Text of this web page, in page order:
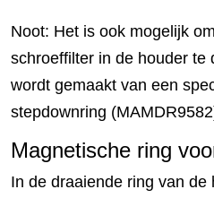
Noot: Het is ook mogelijk
schroeffilter in de houder te
wordt gemaakt van een
stepdownring
Magnetische ring
In de draaiende ring van de